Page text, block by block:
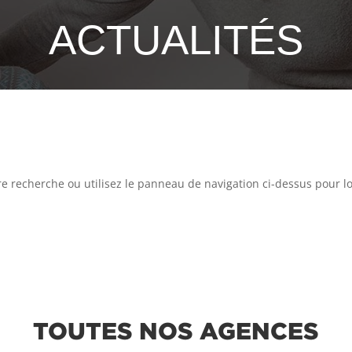
ACTUALITÉS
recherche ou utilisez le panneau de navigation ci-dessus pour
TOUTES NOS AGENCES